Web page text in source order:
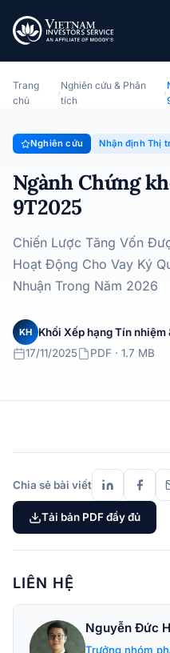
Ngành Chứng khoán
Chuyên đề · Nhận định Thị
Trang
chủ
›
Nghiên cứu & Phân
tích
›
Nghiên cứu Nhận định Thị
Ngành Chứng
9T2025
Chiến Lược Tăng Vốn
Hoạt Động Cho Vay Ký
Nhuận Trong Năm 2026
KH
Khối Xếp hạng Tín nhiệm
17/11/2025
PDF · 1.7 MB
Chia sẻ bài viết
Tải bản PDF đầy đủ
LIÊN HỆ
Nguyễn Đức
Trưởng nhóm